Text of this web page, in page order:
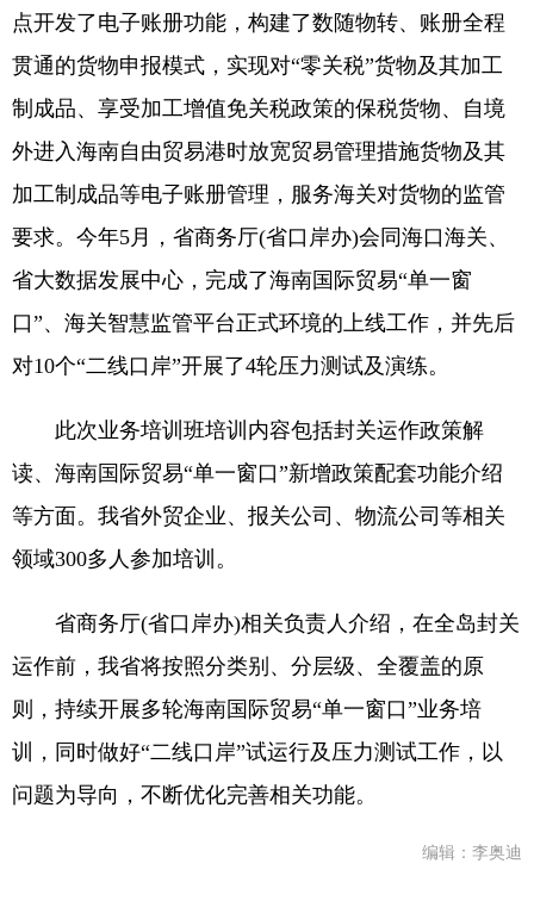
点开发了电子账册功能，构建了数随物转、账册全程
贯通的货物申报模式，实现对“零关税”货物及其加工
制成品、享受加工增值免关税政策的保税货物、自境
外进入海南自由贸易港时放宽贸易管理措施货物及其
加工制成品等电子账册管理，服务海关对货物的监管
要求。今年5月，省商务厅(省口岸办)会同海口海关、
省大数据发展中心，完成了海南国际贸易“单一窗
口”、海关智慧监管平台正式环境的上线工作，并先后
对10个“二线口岸”开展了4轮压力测试及演练。
此次业务培训班培训内容包括封关运作政策解
读、海南国际贸易“单一窗口”新增政策配套功能介绍
等方面。我省外贸企业、报关公司、物流公司等相关
领域300多人参加培训。
省商务厅(省口岸办)相关负责人介绍，在全岛封关
运作前，我省将按照分类别、分层级、全覆盖的原
则，持续开展多轮海南国际贸易“单一窗口”业务培
训，同时做好“二线口岸”试运行及压力测试工作，以
问题为导向，不断优化完善相关功能。
编辑：李奥迪